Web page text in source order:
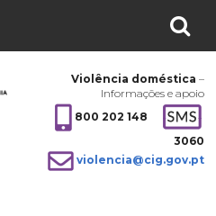
Violência doméstica –
Informações e apoio
800 202 148
3060
violencia@cig.gov.pt